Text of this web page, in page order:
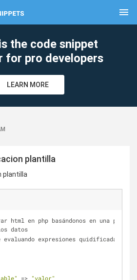
menu
the code snippet
for pro developers
LEARN MORE
plantilla
plantilla
html en php basándonos en una
datos
evaluando expresiones quidificadas:
=> "valor"
clear